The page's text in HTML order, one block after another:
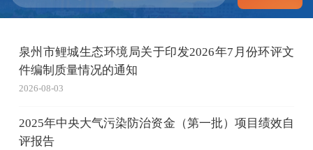
泉州市鲤城生态环境局关于印发2026年7月份环评文
件编制质量情况的通知
2026-08-03
2025年中央大气污染防治资金（第一批）项目绩效自
评报告